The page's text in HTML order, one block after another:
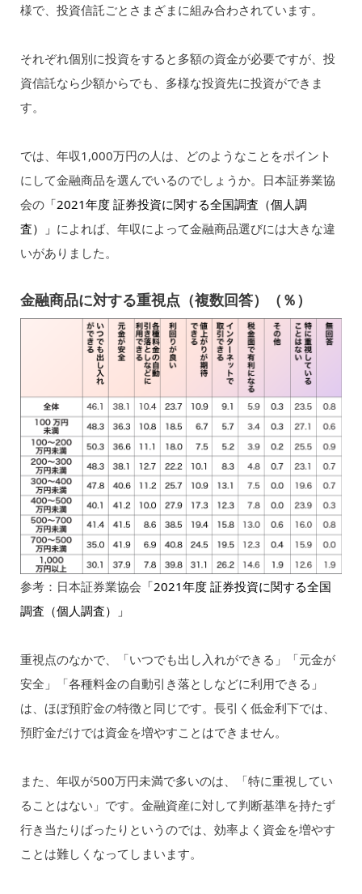
様で、投資信託ごとさまざまに組み合わされています。
それぞれ個別に投資をすると多額の資金が必要ですが、投
資信託なら少額からでも、多様な投資先に投資ができま
す。
では、年収1,000万円の人は、どのようなことをポイント
にして金融商品を選んでいるのでしょうか。日本証券業協
会の「2021年度 証券投資に関する全国調査（個人調
査）」 によれば、年収によって金融商品選びには大きな違
いがありました。
金融商品に対する重視点（複数回答）（％）
参考：日本証券業協会 「2021年度 証券投資に関する全国
調査（個人調査）」
重視点のなかで、「いつでも出し入れができる」「元金が
安全」「各種料金の自動引き落としなどに利用できる」
は、ほぼ預貯金の特徴と同じです。長引く低金利下では、
預貯金だけでは資金を増やすことはできません。
また、年収が500万円未満で多いのは、「特に重視してい
ることはない」です。金融資産に対して判断基準を持たず
行き当たりばったりというのでは、効率よく資金を増やす
ことは難しくなってしまいます。